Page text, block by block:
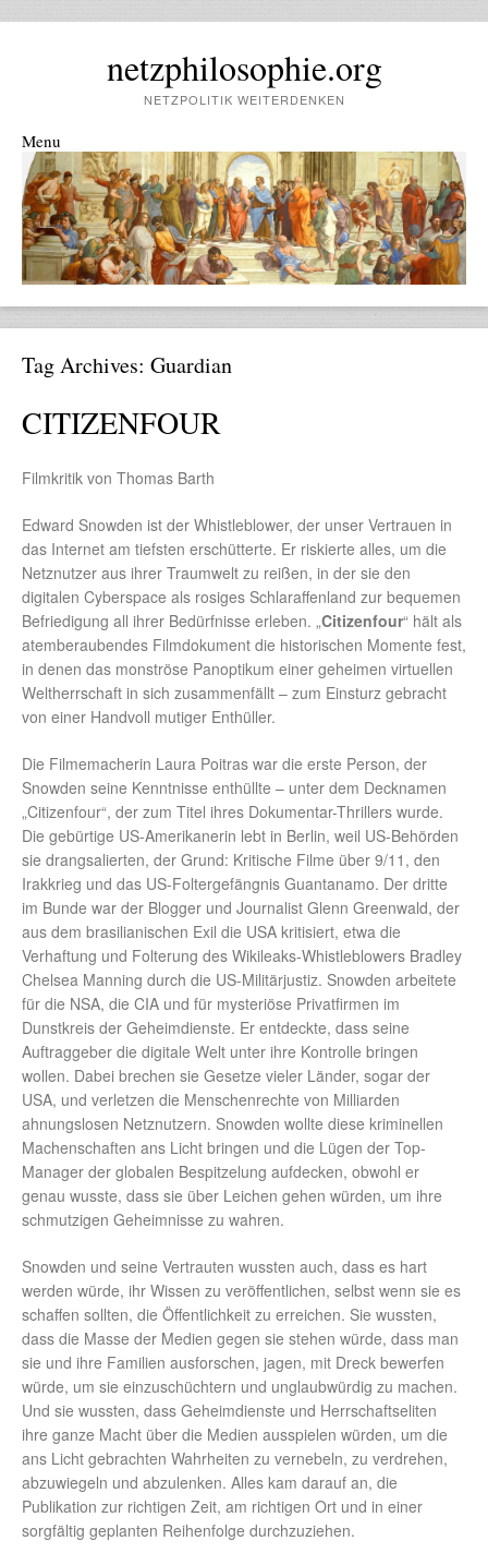
netzphilosophie.org
NETZPOLITIK WEITERDENKEN
Menu
Skip to content
Tag Archives: Guardian
CITIZENFOUR
Filmkritik von Thomas Barth
Edward Snowden ist der Whistleblower, der unser Vertrauen in
das Internet am tiefsten erschütterte. Er riskierte alles, um die
Netznutzer aus ihrer Traumwelt zu reißen, in der sie den
digitalen Cyberspace als rosiges Schlaraffenland zur bequemen
Befriedigung all ihrer Bedürfnisse erleben. „Citizenfour“ hält als
atemberaubendes Filmdokument die historischen Momente fest,
in denen das monströse Panoptikum einer geheimen virtuellen
Weltherrschaft in sich zusammenfällt – zum Einsturz gebracht
von einer Handvoll mutiger Enthüller.
Die Filmemacherin Laura Poitras war die erste Person, der
Snowden seine Kenntnisse enthüllte – unter dem Decknamen
„Citizenfour“, der zum Titel ihres Dokumentar-Thrillers wurde.
Die gebürtige US-Amerikanerin lebt in Berlin, weil US-Behörden
sie drangsalierten, der Grund: Kritische Filme über 9/11, den
Irakkrieg und das US-Foltergefängnis Guantanamo. Der dritte
im Bunde war der Blogger und Journalist Glenn Greenwald, der
aus dem brasilianischen Exil die USA kritisiert, etwa die
Verhaftung und Folterung des Wikileaks-Whistleblowers Bradley
Chelsea Manning durch die US-Militärjustiz. Snowden arbeitete
für die NSA, die CIA und für mysteriöse Privatfirmen im
Dunstkreis der Geheimdienste. Er entdeckte, dass seine
Auftraggeber die digitale Welt unter ihre Kontrolle bringen
wollen. Dabei brechen sie Gesetze vieler Länder, sogar der
USA, und verletzen die Menschenrechte von Milliarden
ahnungslosen Netznutzern. Snowden wollte diese kriminellen
Machenschaften ans Licht bringen und die Lügen der Top-
Manager der globalen Bespitzelung aufdecken, obwohl er
genau wusste, dass sie über Leichen gehen würden, um ihre
schmutzigen Geheimnisse zu wahren.
Snowden und seine Vertrauten wussten auch, dass es hart
werden würde, ihr Wissen zu veröffentlichen, selbst wenn sie es
schaffen sollten, die Öffentlichkeit zu erreichen. Sie wussten,
dass die Masse der Medien gegen sie stehen würde, dass man
sie und ihre Familien ausforschen, jagen, mit Dreck bewerfen
würde, um sie einzuschüchtern und unglaubwürdig zu machen.
Und sie wussten, dass Geheimdienste und Herrschaftseliten
ihre ganze Macht über die Medien ausspielen würden, um die
ans Licht gebrachten Wahrheiten zu vernebeln, zu verdrehen,
abzuwiegeln und abzulenken. Alles kam darauf an, die
Publikation zur richtigen Zeit, am richtigen Ort und in einer
sorgfältig geplanten Reihenfolge durchzuziehen.